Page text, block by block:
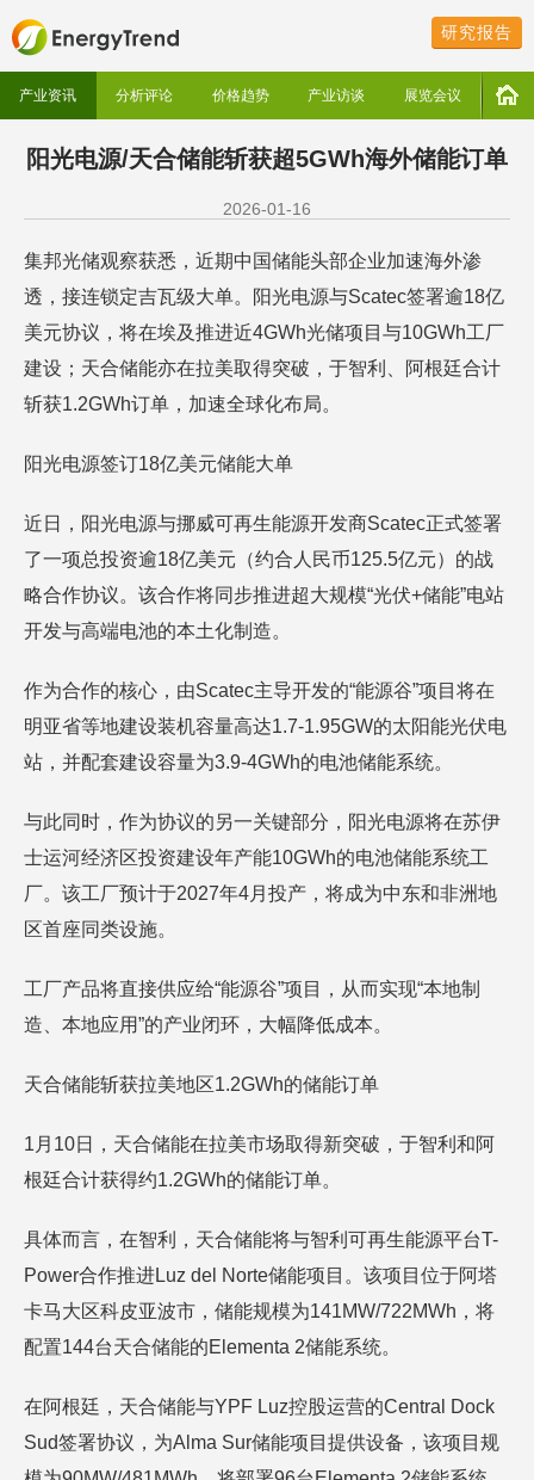
研究报告
产业资讯 分析评论 价格趋势 产业访谈 展览会议
阳光电源/天合储能斩获超5GWh海外储能订单
2026-01-16
集邦光储观察获悉，近期中国储能头部企业加速海外渗
透，接连锁定吉瓦级大单。阳光电源与Scatec签署逾18亿
美元协议，将在埃及推进近4GWh光储项目与10GWh工厂
建设；天合储能亦在拉美取得突破，于智利、阿根廷合计
斩获1.2GWh订单，加速全球化布局。
阳光电源签订18亿美元储能大单
近日，阳光电源与挪威可再生能源开发商Scatec正式签署
了一项总投资逾18亿美元（约合人民币125.5亿元）的战
略合作协议。该合作将同步推进超大规模“光伏+储能”电站
开发与高端电池的本土化制造。
作为合作的核心，由Scatec主导开发的“能源谷”项目将在
明亚省等地建设装机容量高达1.7-1.95GW的太阳能光伏电
站，并配套建设容量为3.9-4GWh的电池储能系统。
与此同时，作为协议的另一关键部分，阳光电源将在苏伊
士运河经济区投资建设年产能10GWh的电池储能系统工
厂。该工厂预计于2027年4月投产，将成为中东和非洲地
区首座同类设施。
工厂产品将直接供应给“能源谷”项目，从而实现“本地制
造、本地应用”的产业闭环，大幅降低成本。
天合储能斩获拉美地区1.2GWh的储能订单
1月10日，天合储能在拉美市场取得新突破，于智利和阿
根廷合计获得约1.2GWh的储能订单。
具体而言，在智利，天合储能将与智利可再生能源平台T-
Power合作推进Luz del Norte储能项目。该项目位于阿塔
卡马大区科皮亚波市，储能规模为141MW/722MWh，将
配置144台天合储能的Elementa 2储能系统。
在阿根廷，天合储能与YPF Luz控股运营的Central Dock
Sud签署协议，为Alma Sur储能项目提供设备，该项目规